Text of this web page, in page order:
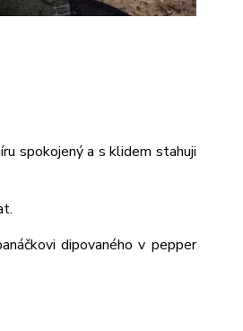
spokojený a s klidem stahuji
dipovaného v pepper